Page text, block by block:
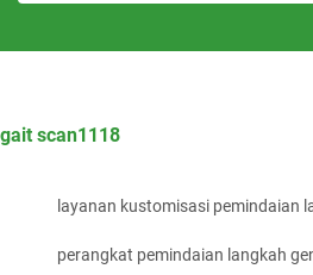
gait scan1118
layanan kustomisasi pemindaian
perangkat pemindaian langkah